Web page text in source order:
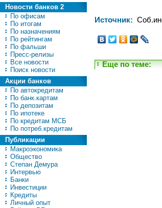
Новости банков 2
По офисам
По итогам
По назначениям
По рейтингам
По фальши
Пресс-релизы
Все новости
Поиск новости
Акции банков
По автокредитам
По банк.картам
По депозитам
По ипотеке
По кредитам МСБ
По потреб.кредитам
Публикации
Макроэкономика
Общество
Степан Демура
Интервью
Банки
Инвестиции
Кредиты
Личный опыт
Источник:
Еще по теме: